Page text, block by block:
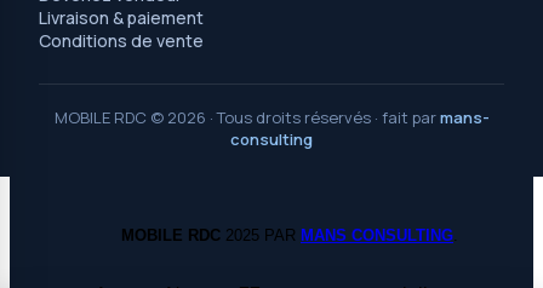
Livraison & paiement
Conditions de vente
MOBILE RDC © 2026 · Tous droits réservés · fait parmans-
consulting
MOBILE RDC 2025 PAR MANS CONSULTING.